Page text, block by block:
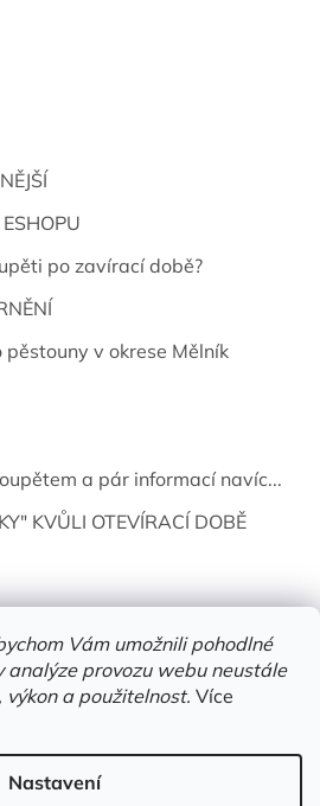
Vám umožnili pohodlné
analýze provozu webu neustále
výkon a použitelnost. Více
Nastavení
po zavírací době?
v okrese Mělník
a pár informací navíc...
KVŮLI OTEVÍRACÍ DOBĚ
Vytvořil Shoptet